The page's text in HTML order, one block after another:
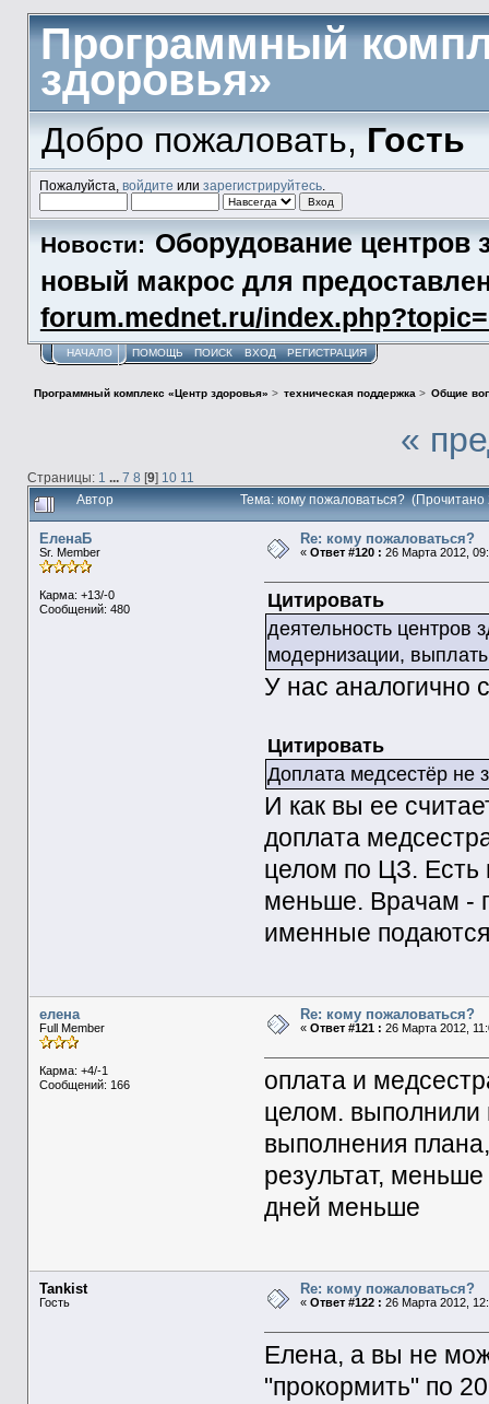
Программный
здоровья»
Добро пожаловать,Гость
Пожалуйста, войдите или зарегистрируйтесь.
Новости: Оборудование центров
новый макрос для
forum.mednet.ru/
НАЧАЛО ПОМОЩЬ ПОИСК ВХОД РЕГИСТРАЦИЯ
Программный комплекс «Центр здоровья» > техническая поддержка > Общие
«
Страницы: 1 ... 7 8 [9] 10 11
Автор Тема: кому пожаловаться? (Прочитано
ЕленаБ
Sr. Member
Карма: +13/-0
Сообщений: 480
Re: кому пожаловаться?
« Ответ #120 : 26 Марта 2012,
Цитировать
деятельность центров
модернизации,
У нас аналогично
Цитировать
Доплата медсестёр не
И как вы ее
доплата
целом по ЦЗ. Есть
меньше. Врачам -
именные
елена
Full Member
Карма: +4/-1
Сообщений: 166
Re: кому пожаловаться?
« Ответ #121 : 26 Марта 2012,
оплата и
целом. выполнили
выполнения
результат, меньше
дней меньше
Tankist
Гость
Re: кому пожаловаться?
« Ответ #122 : 26 Марта 2012,
Елена, а вы не
"прокормить" по